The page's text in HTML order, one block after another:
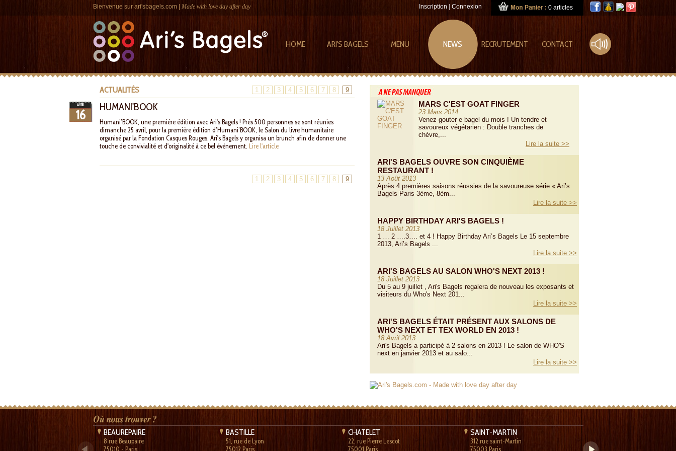
Bienvenue sur ari'sbagels.com| Made with love day after day 0 articles
Inscription Connexion
HOME ARI'S BAGELS MENU NEWS RECRUTEMENT CONTACT
ACTUALITÉS 1 2 3 4 5 6 7 8 9
AVRIL
16
HUMANI'BOOK
Humani’BOOK, une première édition avec Ari's Bagels ! Près 500 personnes se sont réunies
dimanche 25 avril, pour la première édition d’Humani’BOOK, le Salon du livre humanitaire
organisé par la Fondation Casques Rouges. Ari's Bagels y organisa un brunch afin de donner une
touche de convivialité et d'originalité à ce bel évènement. Lire l'article
1 2 3 4 5 6 7 8 9
MARS C'EST GOAT FINGER
23 Mars 2014
Venez gouter e bagel du mois ! Un tendre et
savoureux végétarien : Double tranches de
chèvre,...
Lire la suite >>
ARI'S BAGELS OUVRE SON CINQUIÈME
RESTAURANT !
13 Août 2013
Après 4 premières saisons réussies de la savoureuse série « Ari’s
Bagels Paris 3ème, 8èm...
Lire la suite >>
HAPPY BIRTHDAY ARI'S BAGELS !
18 Juillet 2013
1 … 2 ….3…. et 4 ! Happy Birthday Ari’s Bagels Le 15 septembre
2013, Ari’s Bagels ...
Lire la suite >>
ARI'S BAGELS AU SALON WHO'S NEXT 2013 !
18 Juillet 2013
Du 5 au 9 juillet , Ari's Bagels regalera de nouveau les exposants et
visiteurs du Who's Next 201...
Lire la suite >>
ARI'S BAGELS ÉTAIT PRÉSENT AUX SALONS DE
WHO'S NEXT ET TEX WORLD EN 2013 !
18 Avril 2013
Ari's Bagels a participé à 2 salons en 2013 ! Le salon de WHO'S
next en janvier 2013 et au salo...
Lire la suite >>
BEAUREPAIRE
8 rue Beaupaire
75010 - Paris
BASTILLE
51, rue de Lyon
75012 Paris
CHATELET
22, rue Pierre Lescot
75001 Paris
SAINT-MARTIN
312 rue saint-Martin
75003 Paris
2, rue Saint-Philippe du Roule
75008 Paris